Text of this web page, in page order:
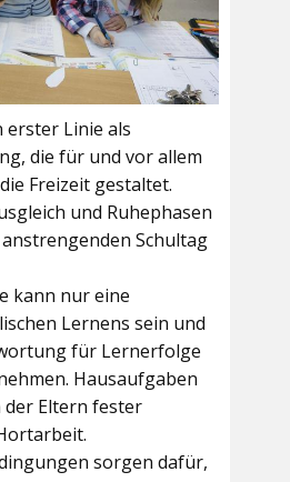
erster Linie als
die für und vor allem
Freizeit gestaltet.
und Ruhephasen
Schultag
kann nur eine
Lernens sein und
für Lernerfolge
Hausaufgaben
der Eltern fester
sorgen dafür,